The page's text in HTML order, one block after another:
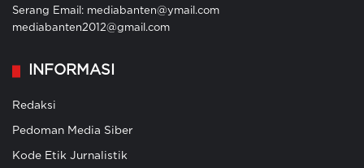
Serang Email: mediabanten@ymail.com
mediabanten2012@gmail.com
INFORMASI
Redaksi
Pedoman Media Siber
Kode Etik Jurnalistik